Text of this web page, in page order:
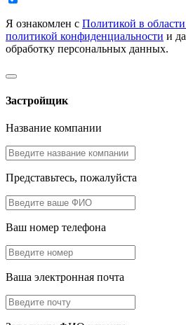
Я ознакомлен с Политикой в
политикой конфиденциальности и
обработку персональных данных.
Застройщик
Название компании
Представьтесь, пожалуйста
Ваш номер телефона
Ваша электронная почта